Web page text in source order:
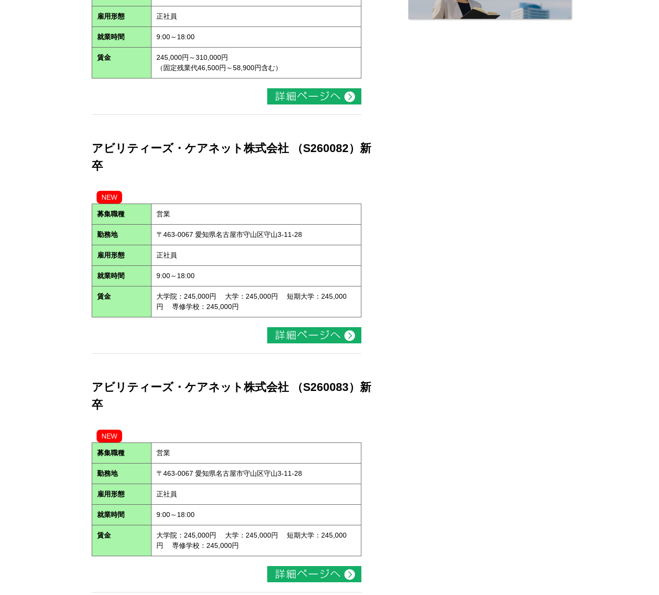
雇用形態 正社員
就業時間 9:00～18:00
賃金
245,000円～310,000円
（固定残業代46,500円～58,900円含む）
アビリティーズ・ケアネット株式会社 （S260082）新
卒
NEW
募集職種 営業
勤務地 〒463-0067 愛知県名古屋市守山区守山3-11-28
雇用形態 正社員
就業時間 9:00～18:00
賃金
大学院：245,000円 大学：245,000円 短期大学：245,000
円 専修学校：245,000円
アビリティーズ・ケアネット株式会社 （S260083）新
卒
NEW
募集職種 営業
勤務地 〒463-0067 愛知県名古屋市守山区守山3-11-28
雇用形態 正社員
就業時間 9:00～18:00
賃金
大学院：245,000円 大学：245,000円 短期大学：245,000
円 専修学校：245,000円